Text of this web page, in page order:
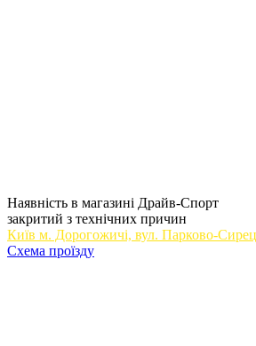
Наявність в магазині Драйв-Спорт
закритий з технічних причин
Київ м. Дорогожичi, вул. Парково-
Схема проїзду